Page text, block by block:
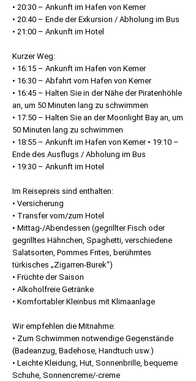
• 20:30 – Ankunft im Hafen von Kemer
• 20:40 – Ende der Exkursion / Abholung im Bus
• 21:00 – Ankunft im Hotel
Kurzer Weg:
• 16:15 – Ankunft im Hafen von Kemer
• 16:30 – Abfahrt vom Hafen von Kemer
• 16:45 – Halten Sie in der Nähe der Piratenhöhle
an, um 50 Minuten lang zu schwimmen
• 17:50 – Halten Sie an der Moonlight Bay an, um
50 Minuten lang zu schwimmen
• 18:55 – Ankunft im Hafen von Kemer • 19:10 –
Ende des Ausflugs / Abholung im Bus
• 19:30 – Ankunft im Hotel
Im Reisepreis sind enthalten:
• Versicherung
• Transfer vom/zum Hotel
• Mittag-/Abendessen (gegrillter Fisch oder
gegrilltes Hähnchen, Spaghetti, verschiedene
Salatsorten, Pommes Frites, berühmtes
türkisches „Zigarren-Burek“)
• Früchte der Saison
• Alkoholfreie Getränke
• Komfortabler Kleinbus mit Klimaanlage
Wir empfehlen die Mitnahme:
• Zum Schwimmen notwendige Gegenstände
(Badeanzug, Badehose, Handtuch usw.)
• Leichte Kleidung, Hut, Sonnenbrille, bequeme
Schuhe, Sonnencreme/-creme